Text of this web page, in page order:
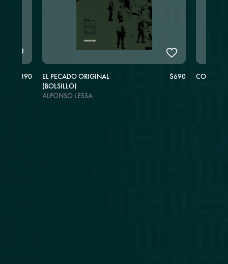
$1.390
EL PECADO ORIGINAL
(BOLSILLO)
ALFONSO LESSA
$690